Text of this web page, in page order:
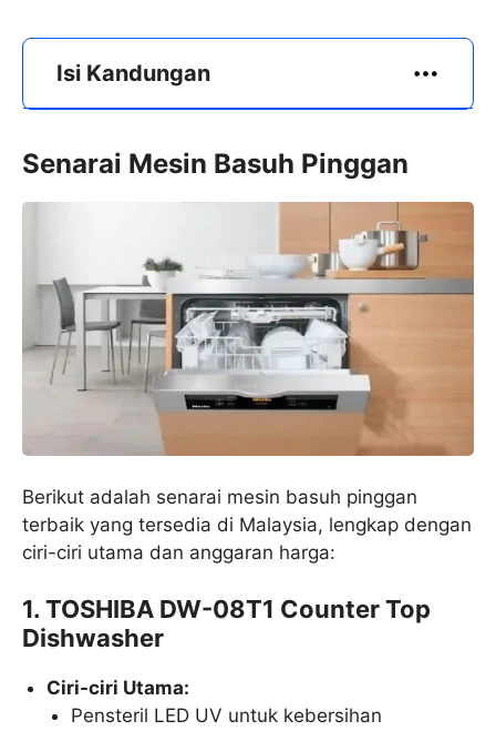
Isi Kandungan
Senarai Mesin Basuh Pinggan
Berikut adalah senarai mesin basuh pinggan
terbaik yang tersedia di Malaysia, lengkap dengan
ciri-ciri utama dan anggaran harga:​
1. TOSHIBA DW-08T1 Counter Top
Dishwasher
Ciri-ciri Utama:
Pensteril LED UV untuk kebersihan